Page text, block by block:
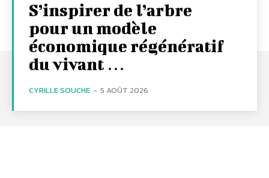
S’inspirer de l’arbre
pour un modèle
économique régénératif
du vivant …
CYRILLE SOUCHE - 5 AOÛT 2026